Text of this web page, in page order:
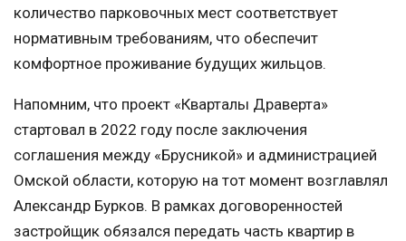
количество парковочных мест соответствует
нормативным требованиям, что обеспечит
комфортное проживание будущих жильцов.
Напомним, что проект «Кварталы Драверта»
стартовал в 2022 году после заключения
соглашения между «Брусникой» и администрацией
Омской области, которую на тот момент возглавлял
Александр Бурков. В рамках договоренностей
застройщик обязался передать часть квартир в